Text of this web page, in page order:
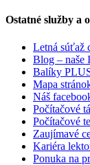
Ostatné služby a
Letná súťaž
Blog – naše
Balíky
Mapa
Náš
Počítačové
Počítačové
Zaujímavé
Kariéra
Ponuka na